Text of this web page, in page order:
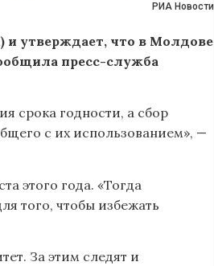
РИА Новости
и утверждает, что в Молдове
пресс-служба
срока годности, а сбор
с их использованием», —
этого года. «Тогда
того, чтобы избежать
За этим следят и